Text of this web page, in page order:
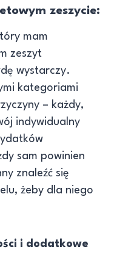
zeszycie:
mam
zeszyt
wystarczy.
kategoriami
– każdy,
indywidualny
sam powinien
znaleźć się
żeby dla niego
i dodatkowe